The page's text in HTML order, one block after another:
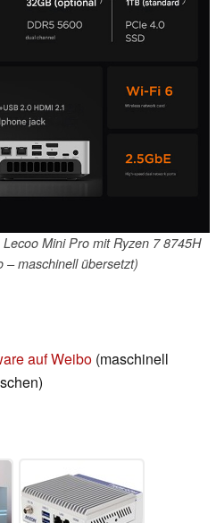
Mini Pro mit Ryzen 7 8745H
– maschinell übersetzt)
auf Weibo (maschinell